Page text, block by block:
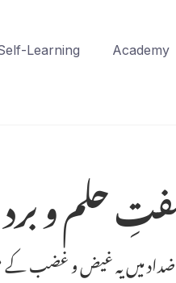
Learning Academy
حلم و
میں یہ غیض و غضب